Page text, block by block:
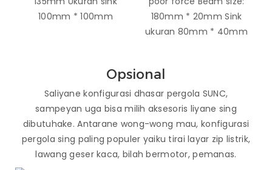
100mm * 100mm
180mm * 20mm Sink
ukuran 80mm * 40mm
Opsional
Saliyane konfigurasi dhasar pergola SUNC,
sampeyan uga bisa milih aksesoris liyane sing
dibutuhake. Antarane wong-wong mau, konfigurasi
pergola sing paling populer yaiku tirai layar zip listrik,
lawang geser kaca, bilah bermotor, pemanas.